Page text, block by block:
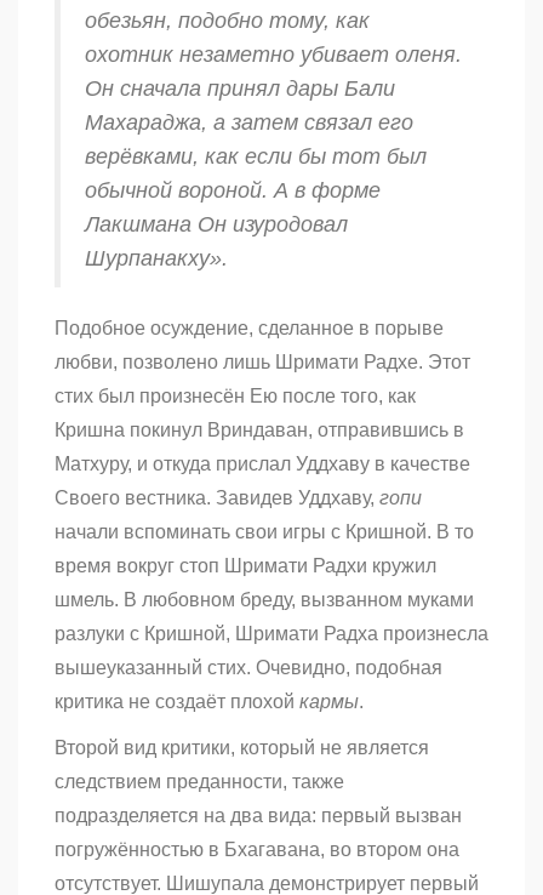
обезьян, подобно тому, как
охотник незаметно убивает оленя.
Он сначала принял дары Бали
Махараджа, а затем связал его
верёвками, как если бы тот был
обычной вороной. А в форме
Лакшмана Он изуродовал
Шурпанакху».
Подобное осуждение, сделанное в порыве
любви, позволено лишь Шримати Радхе. Этот
стих был произнесён Ею после того, как
Кришна покинул Вриндаван, отправившись в
Матхуру, и откуда прислал Уддхаву в качестве
Cвоего вестника. Завидев Уддхаву, гопи
начали вспоминать свои игры с Кришной. В то
время вокруг стоп Шримати Радхи кружил
шмель. В любовном бреду, вызванном муками
разлуки с Кришной, Шримати Радха произнесла
вышеуказанный стих. Очевидно, подобная
критика не создаёт плохой кармы.
Второй вид критики, который не является
следствием преданности, также
подразделяется на два вида: первый вызван
погружённостью в Бхагавана, во втором она
отсутствует. Шишупала демонстрирует первый